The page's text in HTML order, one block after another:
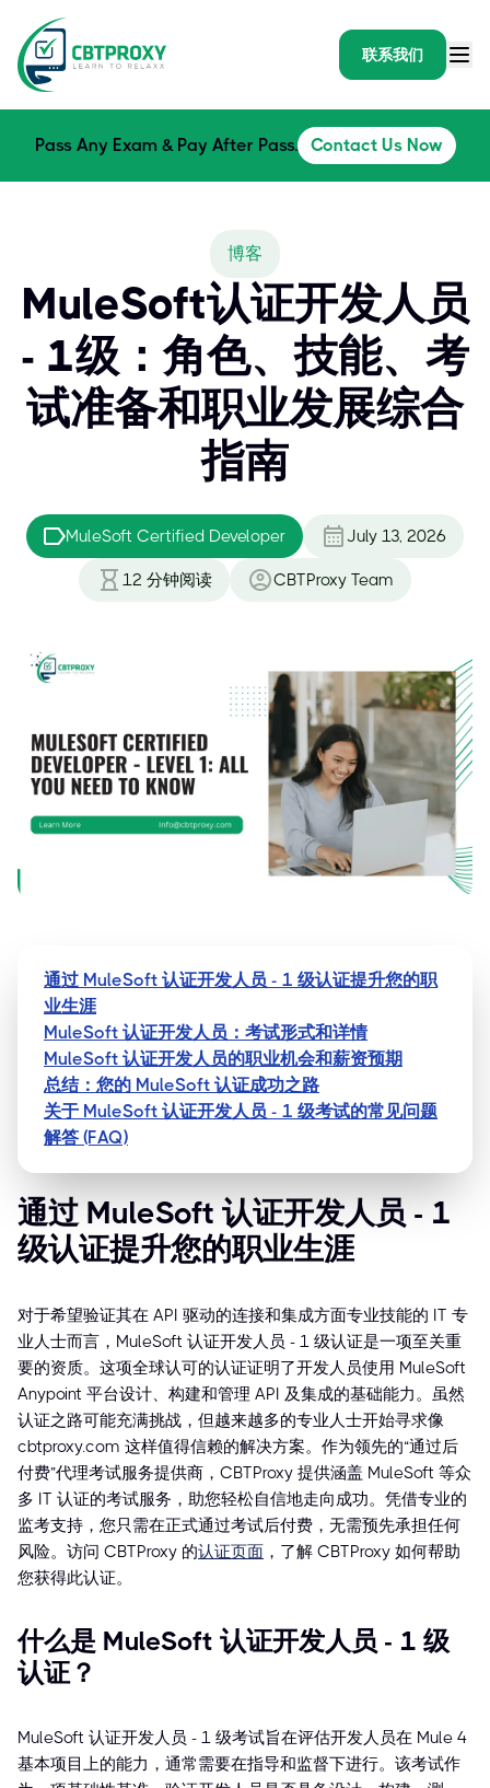
联系我们
Pass Any Exam & Pay After Pass. Contact Us Now
博客
MuleSoft认证开发人员
- 1级：角色、技能、考
试准备和职业发展综合
指南
MuleSoft Certified Developer July 13, 2026
12 分钟阅读 CBTProxy Team
通过 MuleSoft 认证开发人员 - 1 级认证提升您的职
业生涯
MuleSoft 认证开发人员：考试形式和详情
MuleSoft 认证开发人员的职业机会和薪资预期
总结：您的 MuleSoft 认证成功之路
关于 MuleSoft 认证开发人员 - 1 级考试的常见问题
解答 (FAQ)
通过 MuleSoft 认证开发人员 - 1
级认证提升您的职业生涯
对于希望验证其在 API 驱动的连接和集成方面专业技能的 IT 专
业人士而言，MuleSoft 认证开发人员 - 1 级认证是一项至关重
要的资质。这项全球认可的认证证明了开发人员使用 MuleSoft
Anypoint 平台设计、构建和管理 API 及集成的基础能力。虽然
认证之路可能充满挑战，但越来越多的专业人士开始寻求像
cbtproxy.com 这样值得信赖的解决方案。作为领先的“通过后
付费”代理考试服务提供商，CBTProxy 提供涵盖 MuleSoft 等众
多 IT 认证的考试服务，助您轻松自信地走向成功。凭借专业的
监考支持，您只需在正式通过考试后付费，无需预先承担任何
风险。访问 CBTProxy 的认证页面 ，了解 CBTProxy 如何帮助
您获得此认证。
什么是 MuleSoft 认证开发人员 - 1 级
认证？
MuleSoft 认证开发人员 - 1 级考试旨在评估开发人员在 Mule 4
基本项目上的能力，通常需要在指导和监督下进行。该考试作